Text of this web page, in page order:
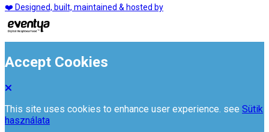
❤️ Designed, built, maintained & hosted by
Accept Cookies
This site uses cookies to enhance user experience. see Sütik
használata